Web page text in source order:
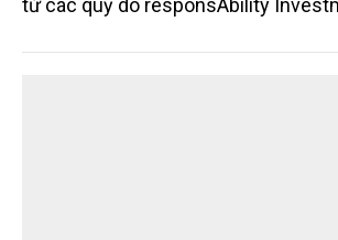
quốc tế với SIFEM AG và tiếp cận
từ các quỹ do responsAbility